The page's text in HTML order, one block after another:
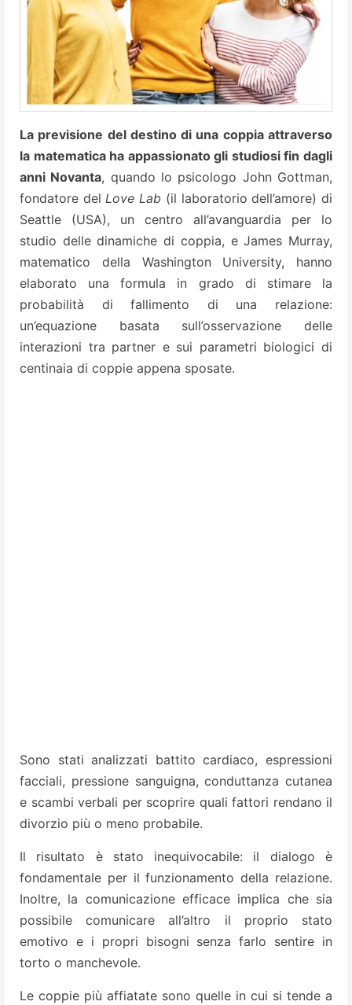
La previsione del destino di una coppia attraverso
la matematica ha appassionato gli studiosi fin dagli
anni Novanta, quando lo psicologo John Gottman,
fondatore delLove Lab (il laboratorio dell’amore) di
Seattle (USA), un centro all’avanguardia per lo
studio delle dinamiche di coppia, e James Murray,
matematico della Washington University, hanno
elaborato una formula in grado di stimare la
probabilità di fallimento di una relazione:
un’equazione basata sull’osservazione delle
interazioni tra partner e sui parametri biologici di
centinaia di coppie appena sposate.
Sono stati analizzati battito cardiaco, espressioni
facciali, pressione sanguigna, conduttanza cutanea
e scambi verbali per scoprire quali fattori rendano il
divorzio più o meno probabile.
Il risultato è stato inequivocabile: il dialogo è
fondamentale per il funzionamento della relazione.
Inoltre, la comunicazione efficace implica che sia
possibile comunicare all’altro il proprio stato
emotivo e i propri bisogni senza farlo sentire in
torto o manchevole.
Le coppie più affiatate sono quelle in cui si tende a